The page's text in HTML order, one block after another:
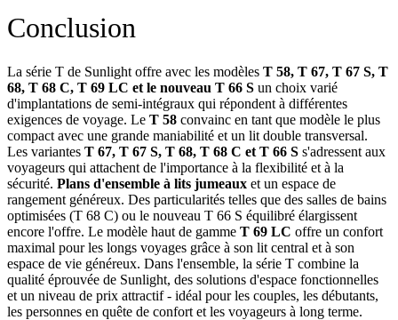
Conclusion
La série T de Sunlight offre avec les modèles T 58, T 67, T 67 S, T
68, T 68 C, T 69 LC et le nouveau T 66 S un choix varié
d'implantations de semi-intégraux qui répondent à différentes
exigences de voyage. Le T 58 convainc en tant que modèle le plus
compact avec une grande maniabilité et un lit double transversal.
Les variantes T 67, T 67 S, T 68, T 68 C et T 66 S s'adressent aux
voyageurs qui attachent de l'importance à la flexibilité et à la
sécurité. Plans d'ensemble à lits jumeaux et un espace de
rangement généreux. Des particularités telles que des salles de bains
optimisées (T 68 C) ou le nouveau T 66 S équilibré élargissent
encore l'offre. Le modèle haut de gamme T 69 LC offre un confort
maximal pour les longs voyages grâce à son lit central et à son
espace de vie généreux. Dans l'ensemble, la série T combine la
qualité éprouvée de Sunlight, des solutions d'espace fonctionnelles
et un niveau de prix attractif - idéal pour les couples, les débutants,
les personnes en quête de confort et les voyageurs à long terme.